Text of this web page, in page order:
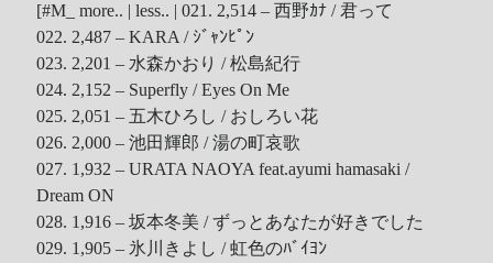
Recent Comments
Wen onHINET 神路由
akw28888on
HINET 神路由
伊onBEING 系藝人占卜
Shinodaon 第53回 輝く！日本レコード大賞 AKB48 受賞
Shiwun onORICON オリコン芸能ニュース APK 無廣告版
tabahikoon
ORICON オリコン芸能ニュース APK 無廣告
版
[#M_ more.. | less.. |021. 2,514 – 西野ｶﾅ / 君って
022. 2,487 – KARA / ｼﾞｬﾝﾋﾟﾝ
023. 2,201 – 水森かおり / 松島紀行
024. 2,152 – Superfly / Eyes On Me
025. 2,051 – 五木ひろし / おしろい花
026. 2,000 – 池田輝郎 / 湯の町哀歌
027. 1,932 – URATA NAOYA feat.ayumi hamasaki /
Dream ON
028. 1,916 – 坂本冬美 / ずっとあなたが好きでした
029. 1,905 – 氷川きよし / 虹色のﾊﾞｲﾖﾝ